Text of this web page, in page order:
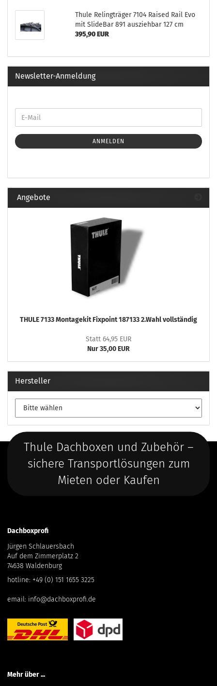
Thule Relingträger 7104 Raised Rail Evo
mit SlideBar 891 ausziehbar 127 cm
395,90 EUR
Newsletter-Anmeldung
ANMELDEN
Angebote
THULE 7133 Montagekit Fixpoint 187133 2.Wahl vollständig
Statt 64,95 EUR
Nur 35,00 EUR
Hersteller
Thule Dachboxen und Zubehör –
sichere Transportlösungen zum
Mieten oder Kaufen
Dachboxprofi
Jürgen Schlauersbach
Auf dem Zimmerplatz 2
74638 Waldenburg
hotline: +49 (0) 151 1655 3225
email: info@dachboxprofi.de
Mehr über ...